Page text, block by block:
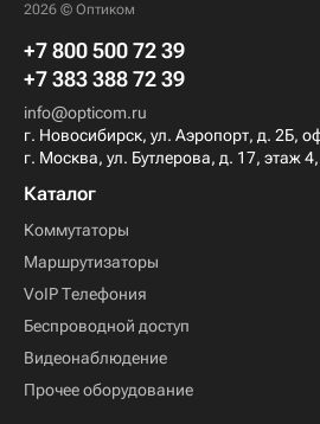
2026 © Оптиком
+7 800 500 72 39
+7 383 388 72 39
info@opticom.ru
г. Новосибирск, ул. Аэропорт, д. 2Б,
г. Москва, ул. Бутлерова, д. 17, этаж
Каталог
Коммутаторы
Маршрутизаторы
VoIP Телефония
Беспроводной доступ
Видеонаблюдение
Прочее оборудование